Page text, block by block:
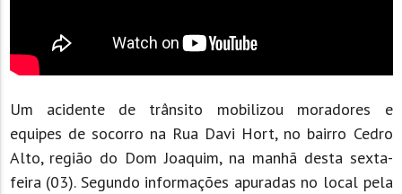
Um acidente de trânsito mobilizou moradores e
equipes de socorro na Rua Davi Hort, no bairro Cedro
Alto, região do Dom Joaquim, na manhã desta sexta-
feira (03). Segundo informações apuradas no local pela